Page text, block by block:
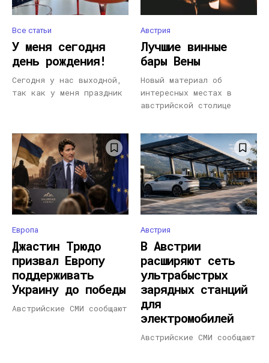
Все статьи
У меня сегодня
день рождения!
Сегодня у нас выходной,
так как у меня праздник
Австрия
Лучшие винные
бары Вены
Новый материал об
интересных местах в
австрийской столице
Европа
Джастин Трюдо
призвал Европу
поддерживать
Украину до победы
Австрийские СМИ сообщают
Австрия
В Австрии
расширяют сеть
ультрабыстрых
зарядных станций
для
электромобилей
Австрийские СМИ сообщают